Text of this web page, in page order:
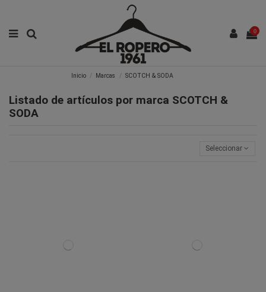
0
Inicio Marcas SCOTCH & SODA
Listado de artículos por marca SCOTCH &
SODA
Seleccionar